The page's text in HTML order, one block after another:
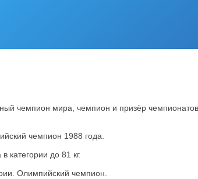
чемпион мира, чемпион и призёр
чемпион 1988 года.
категории до 81 кг.
Олимпийский чемпион.